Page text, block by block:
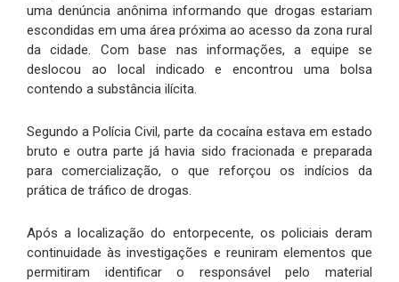
uma denúncia anônima informando que drogas estariam
escondidas em uma área próxima ao acesso da zona rural
da cidade. Com base nas informações, a equipe se
deslocou ao local indicado e encontrou uma bolsa
contendo a substância ilícita.
Segundo a Polícia Civil, parte da cocaína estava em estado
bruto e outra parte já havia sido fracionada e preparada
para comercialização, o que reforçou os indícios da
prática de tráfico de drogas.
Após a localização do entorpecente, os policiais deram
continuidade às investigações e reuniram elementos que
permitiram identificar o responsável pelo material